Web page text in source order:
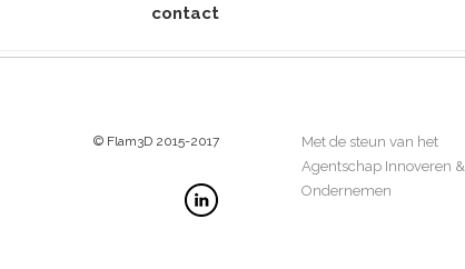
contact
© Flam3D 2015-2017
Met de steun van het
Agentschap Innoveren &
Ondernemen